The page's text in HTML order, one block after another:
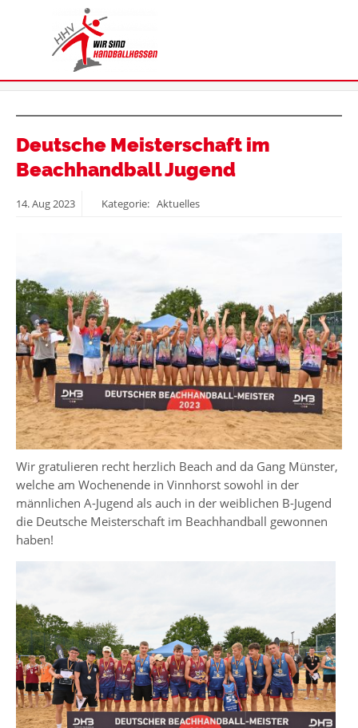
Deutsche Meisterschaft im
Beachhandball Jugend
14.Aug2023 Kategorie: Aktuelles
Wir gratulieren recht herzlich Beach and da Gang Münster,
welche am Wochenende in Vinnhorst sowohl in der
männlichen A-Jugend als auch in der weiblichen B-Jugend
die Deutsche Meisterschaft im Beachhandball gewonnen
haben!